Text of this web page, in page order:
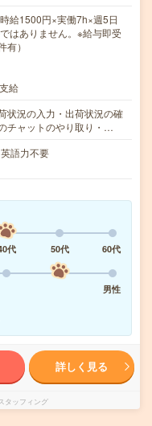
給1500円×実働7h×週5日
はありません。※給与即受
）
給
状況の入力・出荷状況の確
チャットのやり取り・…
語力不要
代 50代
60代
男性
詳しく見る
タッフィング